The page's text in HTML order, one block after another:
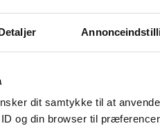
dit samtykke til at
og din browser til
mand på